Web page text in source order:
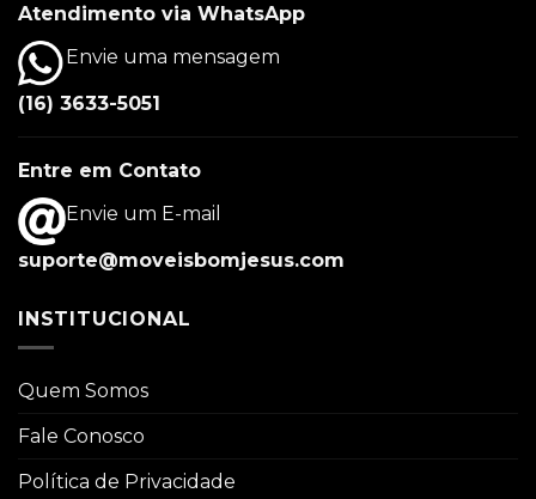
Atendimento via WhatsApp
Envie uma mensagem
(16) 3633-5051
Entre em Contato
Envie um E-mail
suporte@moveisbomjesus.com
INSTITUCIONAL
Quem Somos
Fale Conosco
Política de Privacidade